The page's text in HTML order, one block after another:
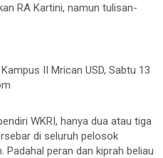
RA Kartini, namun tulisan-
II Mrican USD, Sabtu 13
WKRI, hanya dua atau tiga
di seluruh pelosok
peran dan kiprah beliau